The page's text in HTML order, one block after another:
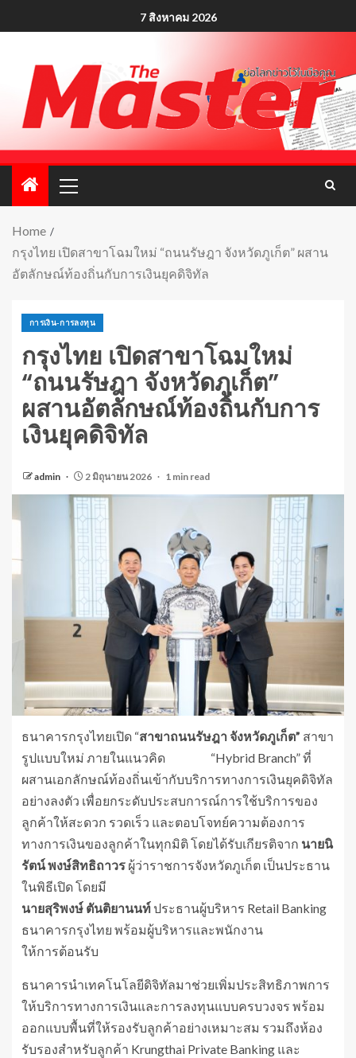
7 สิงหาคม 2026
Home
กรุงไทย เปิดสาขาโฉมใหม่ “ถนนรัษฎา จังหวัดภูเก็ต” ผสาน
อัตลักษณ์ท้องถิ่นกับการเงินยุคดิจิทัล
การเงิน-การลงทุน
กรุงไทย เปิดสาขาโฉมใหม่
“ถนนรัษฎา จังหวัดภูเก็ต”
ผสานอัตลักษณ์ท้องถิ่นกับการ
เงินยุคดิจิทัล
admin 2 มิถุนายน 2026 1 min read
ธนาคารกรุงไทยเปิด “สาขาถนนรัษฎา จังหวัดภูเก็ต” สาขา
รูปแบบใหม่ ภายในแนวคิด “Hybrid Branch” ที่
ผสานเอกลักษณ์ท้องถิ่นเข้ากับบริการทางการเงินยุคดิจิทัล
อย่างลงตัว เพื่อยกระดับประสบการณ์การใช้บริการของ
ลูกค้าให้สะดวก รวดเร็ว และตอบโจทย์ความต้องการ
ทางการเงินของลูกค้าในทุกมิติ โดยได้รับเกียรติจาก นายนิ
รัตน์ พงษ์สิทธิถาวร ผู้ว่าราชการจังหวัดภูเก็ต เป็นประธาน
ในพิธีเปิด โดยมี
นายสุริพงษ์ ตันติยานนท์ประธานผู้บริหาร Retail Banking
ธนาคารกรุงไทย พร้อมผู้บริหารและพนักงาน
ให้การต้อนรับ
ธนาคารนำเทคโนโลยีดิจิทัลมาช่วยเพิ่มประสิทธิภาพการ
ให้บริการทางการเงินและการลงทุนแบบครบวงจร พร้อม
ออกแบบพื้นที่ให้รองรับลูกค้าอย่างเหมาะสม รวมถึงห้อง
รับรองสำหรับลูกค้า Krungthai Private Banking และ